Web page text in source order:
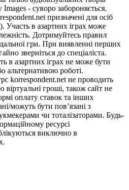
- суворо забороняється.
призначені для осіб
Участь в азартних іграх може
Дотримуйтесь правил
гри. При виявленні перших
зверніться до спеціаліста.
в азартних іграх не може бути
альтернативою роботі.
korrespondent.net не проводить
віртуальні гроші, також сайт не
оплату ставок та інших
можуть бути пов’язані з
чи тоталізаторами. Будь-
ресурсі
виключно в